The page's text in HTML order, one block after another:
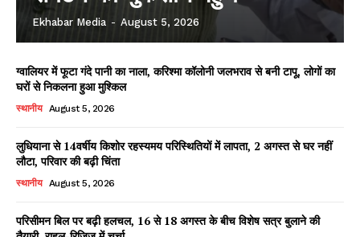
Ekhabar Media - August 5, 2026
ग्वालियर में फूटा गंदे पानी का नाला, करिश्मा कॉलोनी जलभराव से बनी टापू, लोगों का
घरों से निकलना हुआ मुश्किल
स्थानीय August 5, 2026
लुधियाना से 14वर्षीय किशोर रहस्यमय परिस्थितियों में लापता, 2 अगस्त से घर नहीं
लौटा, परिवार की बढ़ी चिंता
स्थानीय August 5, 2026
परिसीमन बिल पर बढ़ी हलचल, 16 से 18 अगस्त के बीच विशेष सत्र बुलाने की